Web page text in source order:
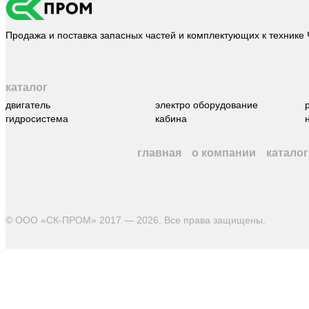
Продажа и поставка запасных частей и комплектующих к
каталог
двигатель электро оборудование
гидросистема
кабина
главная о компании каталог
© ООО «СК-ПРОМ» 2017 — 2026. Все права защищены.